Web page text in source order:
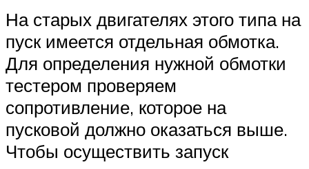
На старых двигателях этого типа на
пуск имеется отдельная обмотка.
Для определения нужной обмотки
тестером проверяем
сопротивление, которое на
пусковой должно оказаться выше.
Чтобы осуществить запуск